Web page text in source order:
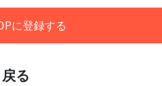
に登録する
戻る